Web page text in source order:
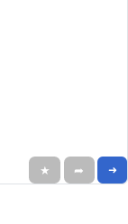
★ ➦ ➜